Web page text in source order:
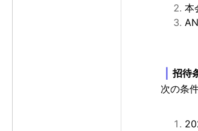
本
｜ 招待
次の条